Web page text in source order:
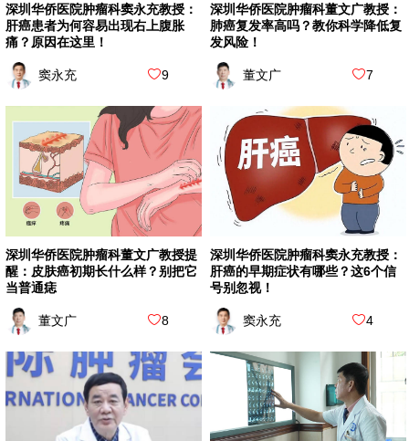
深圳华侨医院肿瘤科窦永充教授：
肝癌患者为何容易出现右上腹胀
痛？原因在这里！
窦永充 9
深圳华侨医院肿瘤科董文广教授提
醒：皮肤癌初期长什么样？别把它
当普通痣
董文广 8
深圳华侨医院肿瘤科董文广教授：
肺癌复发率高吗？教你科学降低复
发风险！
董文广 7
深圳华侨医院肿瘤科窦永充教授：
肝癌的早期症状有哪些？这6个信
号别忽视！
窦永充 4